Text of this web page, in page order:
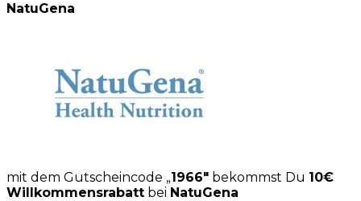
NatuGena
mit dem Gutscheincode „1966″ bekommst Du 10€
Willkommensrabatt bei NatuGena